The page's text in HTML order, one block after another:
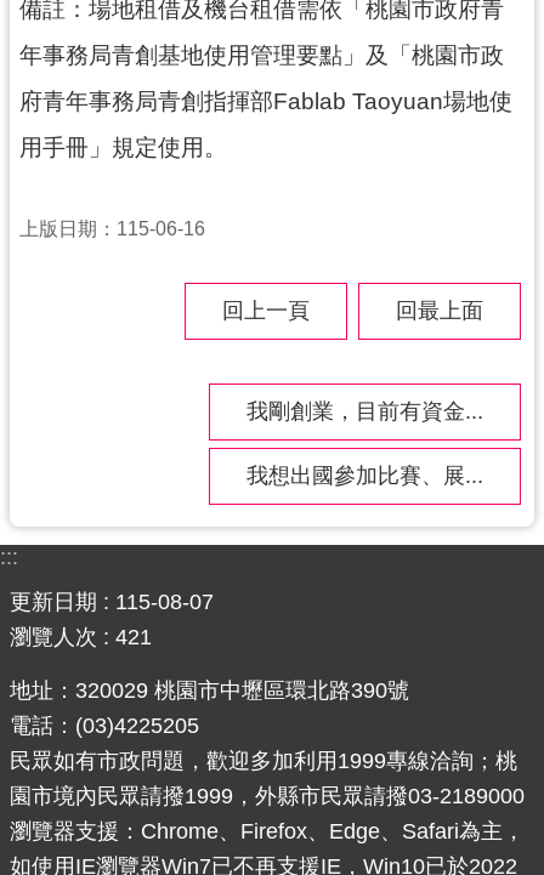
桃
園
市
政
府
私
府
網
站
資
料
開
放
宣
告
備註：場地租借及機台租借需依「桃園市政府青
年事務局青創基地使用管理要點」及「桃園市政
府青年事務局青創指揮部Fablab Taoyuan場地使
用手冊」規定使用。
上版日期：115-06-16
回上一頁 回最上面
我剛創業，目前有資金...
我想出國參加比賽、展...
:::
更新日期
115-08-07
瀏覽人次
421
地址：320029 桃園市中壢區環北路390號
電話：(03)4225205
民眾如有市政問題，歡迎多加利用1999專線洽詢；桃
園市境內民眾請撥1999，外縣市民眾請撥03-2189000
瀏覽器支援：Chrome、Firefox、Edge、Safari為主，
如使用IE瀏覽器Win7已不再支援IE，Win10已於2022